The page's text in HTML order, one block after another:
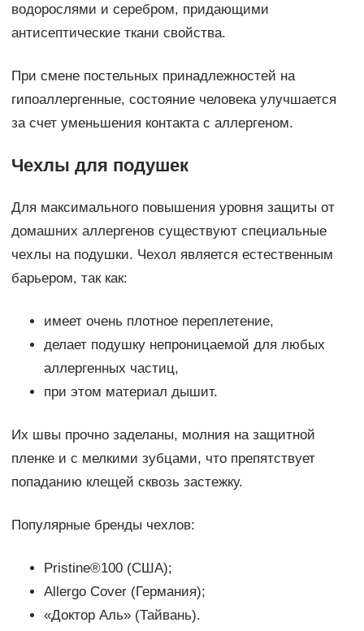
водорослями и серебром, придающими
антисептические ткани свойства.
При смене постельных принадлежностей на
гипоаллергенные, состояние человека улучшается
за счет уменьшения контакта с аллергеном.
Чехлы для подушек
Для максимального повышения уровня защиты от
домашних аллергенов существуют специальные
чехлы на подушки. Чехол является естественным
барьером, так как:
имеет очень плотное переплетение,
делает подушку непроницаемой для любых
аллергенных частиц,
при этом материал дышит.
Их швы прочно заделаны, молния на защитной
пленке и с мелкими зубцами, что препятствует
попаданию клещей сквозь застежку.
Популярные бренды чехлов:
Pristine®100 (США);
Allergo Cover (Германия);
«Доктор Аль» (Тайвань).